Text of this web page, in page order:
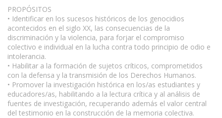
PROPÓSITOS
• Identificar en los sucesos históricos de los genocidios
acontecidos en el siglo XX, las consecuencias de la
discriminación y la violencia, para forjar el compromiso
colectivo e individual en la lucha contra todo principio de odio e
intolerancia.
• Habilitar a la formación de sujetos críticos, comprometidos
con la defensa y la transmisión de los Derechos Humanos.
• Promover la investigación histórica en los/as estudiantes y
educadores/as, habilitando a la lectura crítica y al análisis de
fuentes de investigación, recuperando además el valor central
del testimonio en la construcción de la memoria colectiva.